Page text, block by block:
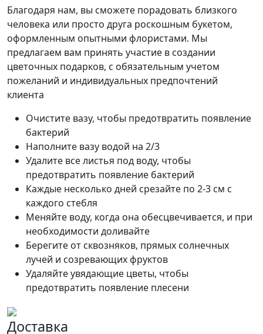
Благодаря нам, вы сможете порадовать близкого
человека или просто друга роскошным букетом,
оформленным опытными флористами. Мы
предлагаем вам принять участие в создании
цветочных подарков, с обязательным учетом
пожеланий и индивидуальных предпочтений
клиента
Очистите вазу, чтобы предотвратить появление
бактерий
Наполните вазу водой на 2/3
Удалите все листья под воду, чтобы
предотвратить появление бактерий
Каждые несколько дней срезайте по 2-3 см с
каждого стебля
Меняйте воду, когда она обесцвечивается, и при
необходимости доливайте
Берегите от сквозняков, прямых солнечных
лучей и созревающих фруктов
Удаляйте увядающие цветы, чтобы
предотвратить появление плесени
Доставка